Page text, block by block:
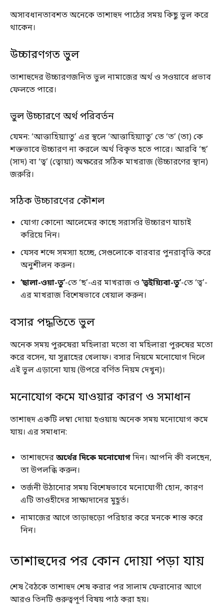
অসাবধানতাবশত অনেকে তাশাহুদ পাঠের সময় কিছু ভুল করে
থাকেন।
উচ্চারণগত ভুল
তাশাহুদের উচ্চারণজনিত ভুল নামাজের অর্থ ও সওয়াবে প্রভাব
ফেলতে পারে।
ভুল উচ্চারণে অর্থ পরিবর্তন
যেমন: ‘আত্তাহিয়্যাতু’ এর স্থলে ‘আত্তাহিয়্যাতু’ তে ‘ত’ (তা) কে
শক্তভাবে উচ্চারণ না করলে অর্থ বিকৃত হতে পারে। আরবি ‘ছ’
(সাদ) বা ‘ত্ব’ (ত্বোয়া) অক্ষরের সঠিক মাখরাজ (উচ্চারণের স্থান)
জরুরি।
সঠিক উচ্চারণের কৌশল
যোগ্য কোনো আলেমের কাছে সরাসরি উচ্চারণ যাচাই
করিয়ে নিন।
যেসব শব্দে সমস্যা হচ্ছে, সেগুলোকে বারবার পুনরাবৃত্তি করে
অনুশীলন করুন।
‘ছালা-ওয়া-তু’-তে ‘ছ’-এর মাখরাজ ও ‘ত্বইয়্যিবা-তু’-তে ‘ত্ব’-
এর মাখরাজ বিশেষভাবে খেয়াল করুন।
বসার পদ্ধতিতে ভুল
অনেক সময় পুরুষেরা মহিলারা মতো বা মহিলারা পুরুষের মতো
করে বসেন, যা সুন্নাহের খেলাফ। বসার নিয়মে মনোযোগ দিলে
এই ভুল এড়ানো যায় (উপরে বর্ণিত নিয়ম দেখুন)।
মনোযোগ কমে যাওয়ার কারণ ও সমাধান
তাশাহুদ একটি লম্বা দোয়া হওয়ায় অনেক সময় মনোযোগ কমে
যায়। এর সমাধান:
তাশাহুদেরঅর্থের দিকে মনোযোগদিন। আপনি কী বলছেন,
তা উপলব্ধি করুন।
তর্জনী উঠানোর সময় বিশেষভাবে মনোযোগী হোন, কারণ
এটি তাওহীদের সাক্ষ্যদানের মুহূর্ত।
নামাজের আগে তাড়াহুড়ো পরিহার করে মনকে শান্ত করে
নিন।
তাশাহুদের পর কোন দোয়া পড়া যায়
শেষ বৈঠকে তাশাহুদ শেষ করার পর সালাম ফেরানোর আগে
আরও তিনটি গুরুত্বপূর্ণ বিষয় পাঠ করা হয়।